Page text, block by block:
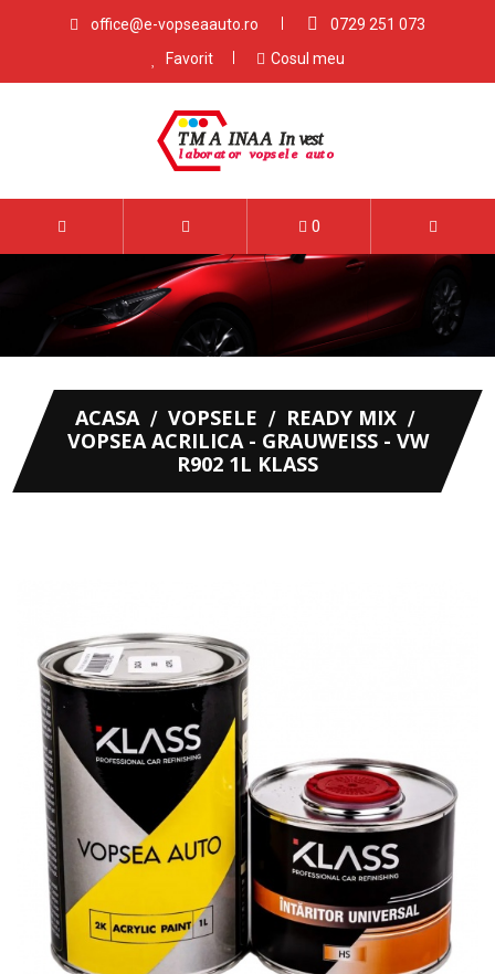
office@e-vopseaauto.ro
0729 251 073
Favorit
Cosul meu
0
ACASA VOPSELE
READY MIX
VOPSEA ACRILICA - GRAUWEISS - VW
R902 1L KLASS